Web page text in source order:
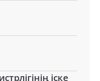
іске